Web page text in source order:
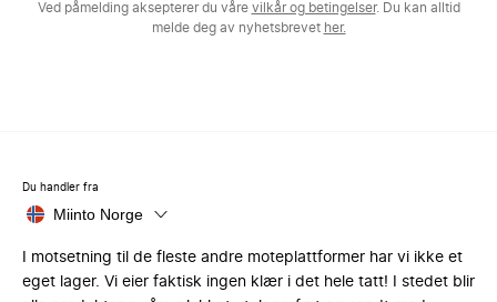
Ved påmelding aksepterer du våre vilkår og betingelser. Du kan alltid
melde deg av nyhetsbrevet her.
Du handler fra
Miinto Norge
I motsetning til de fleste andre moteplattformer har vi ikke et
eget lager. Vi eier faktisk ingen klær i det hele tatt! I stedet blir